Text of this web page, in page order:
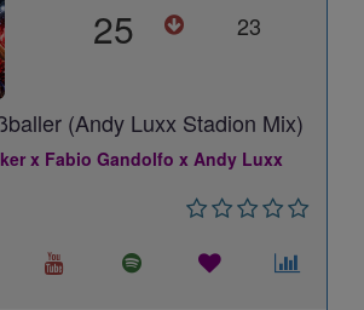
25 23
(Andy Luxx Stadion Mix)
x Fabio Gandolfo x Andy Luxx